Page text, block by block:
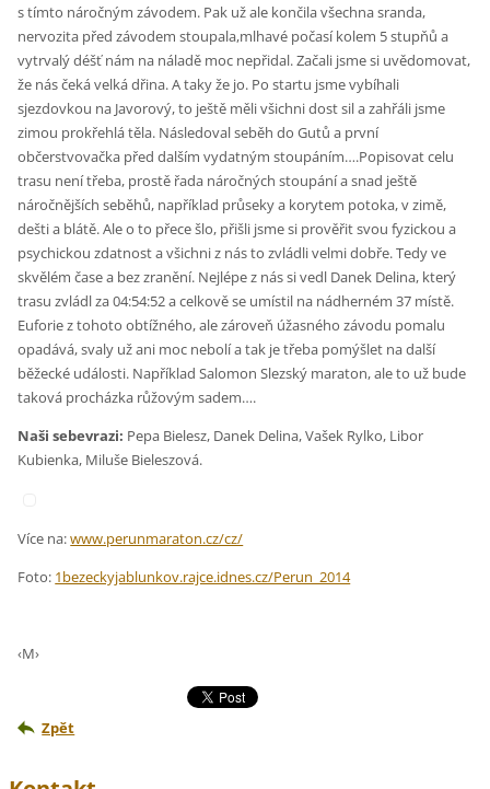
s tímto náročným závodem. Pak už ale končila všechna sranda,
nervozita před závodem stoupala,mlhavé počasí kolem 5 stupňů a
vytrvalý déšť nám na náladě moc nepřidal. Začali jsme si uvědomovat,
že nás čeká velká dřina. A taky že jo. Po startu jsme vybíhali
sjezdovkou na Javorový, to ještě měli všichni dost sil a zahřáli jsme
zimou prokřehlá těla. Následoval seběh do Gutů a první
občerstvovačka před dalším vydatným stoupáním….Popisovat celu
trasu není třeba, prostě řada náročných stoupání a snad ještě
náročnějších seběhů, například průseky a korytem potoka, v zimě,
dešti a blátě. Ale o to přece šlo, přišli jsme si prověřit svou fyzickou a
psychickou zdatnost a všichni z nás to zvládli velmi dobře. Tedy ve
skvělém čase a bez zranění. Nejlépe z nás si vedl Danek Delina, který
trasu zvládl za 04:54:52 a celkově se umístil na nádherném 37 místě.
Euforie z tohoto obtížného, ale zároveň úžasného závodu pomalu
opadává, svaly už ani moc nebolí a tak je třeba pomýšlet na další
běžecké události. Například Salomon Slezský maraton, ale to už bude
taková procházka růžovým sadem….
Naši sebevrazi: Pepa Bielesz, Danek Delina, Vašek Rylko, Libor
Kubienka, Miluše Bieleszová.
Více na:www.perunmaraton.cz/cz/
Foto: 1bezeckyjablunkov.rajce.idnes.cz/Perun_2014
‹M›
Zpět